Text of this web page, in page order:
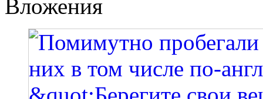
Вложения